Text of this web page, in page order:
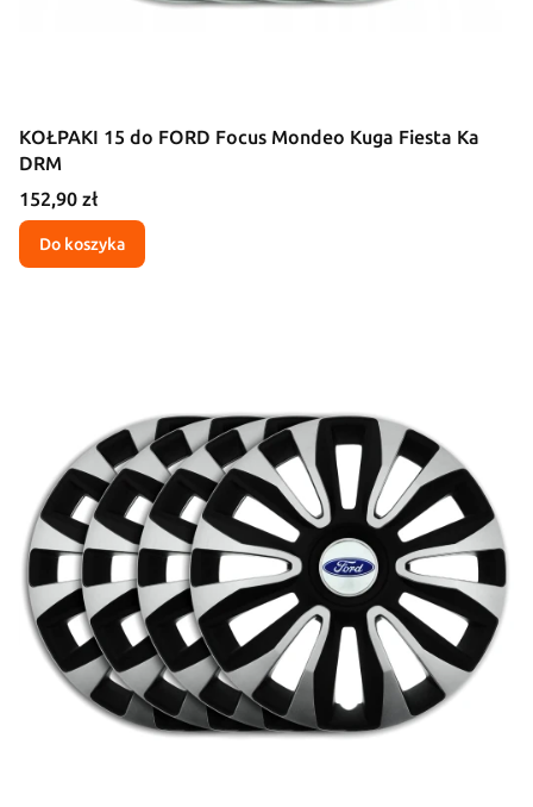
KOŁPAKI 15 do FORD Focus Mondeo Kuga Fiesta Ka
DRM
Cena
152,90 zł
Do koszyka